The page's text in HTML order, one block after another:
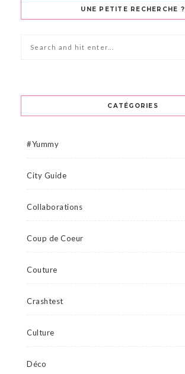
UNE PETITE RECHERCHE ?
CATÉGORIES
#Yummy
City Guide
Collaborations
Coup de Coeur
Couture
Crashtest
Culture
Déco